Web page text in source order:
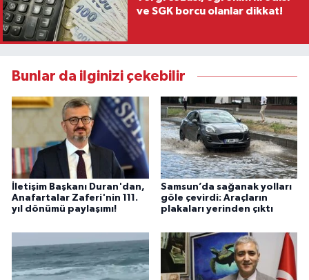
ve SGK borcu olanlar dikkat!
Bunlar da ilginizi çekebilir
İletişim Başkanı Duran'dan,
Anafartalar Zaferi'nin 111.
yıl dönümü paylaşımı!
Samsun’da sağanak yolları
göle çevirdi: Araçların
plakaları yerinden çıktı